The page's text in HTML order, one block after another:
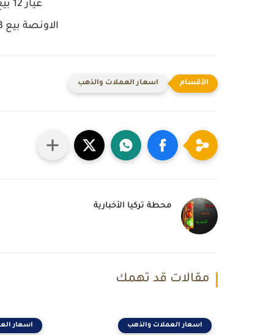
عيار 12
بيع
الاونصة بيع 4,016,343 شراء 3,998,571
اسعار العملات والذهب
محطة تركيا الأخبارية
مقالات قد تهمك
اسعار العملات والذهب اسعار